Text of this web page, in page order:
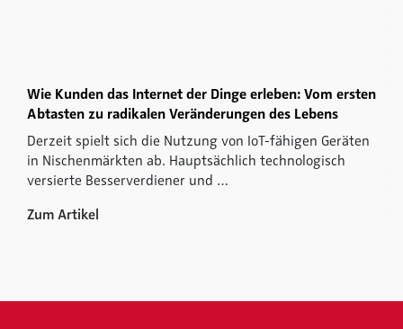
Wie Kunden das Internet der Dinge erleben: Vom ersten
Abtasten zu radikalen Veränderungen des Lebens
Derzeit spielt sich die Nutzung von IoT-fähigen Geräten
in Nischenmärkten ab. Hauptsächlich technologisch
versierte Besserverdiener und …
Zum Artikel